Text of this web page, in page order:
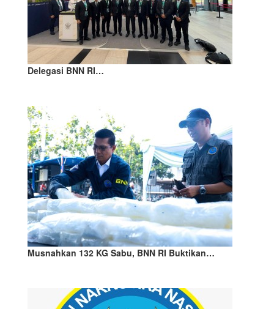
Delegasi BNN RI…
Musnahkan 132 KG Sabu, BNN RI Buktikan…